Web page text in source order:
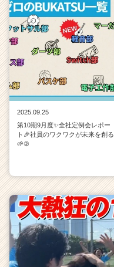
2025.09.25
第10期9月度✨全社定例会レポー
ト🎉社員のワクワクが未来を創る
🌱②